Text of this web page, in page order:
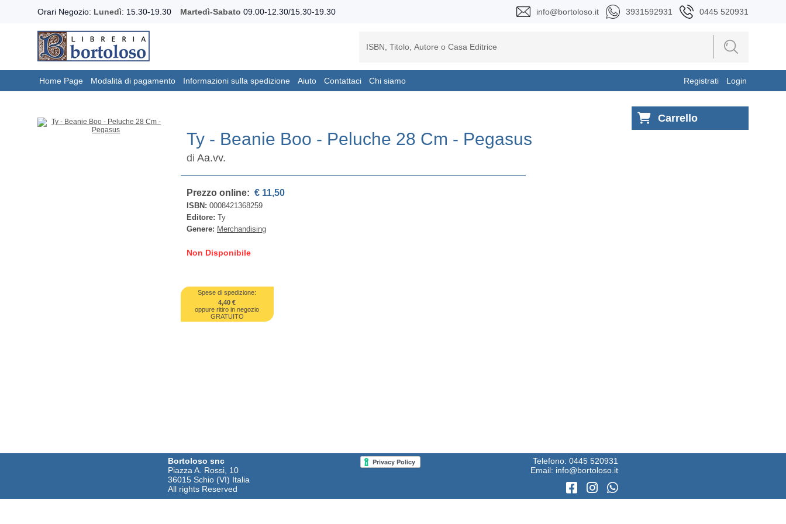
Orari Negozio: Lunedì: 15.30-19.30 Martedì-Sabato 09.00-12.30/15.30-19.30 info@bortoloso.it 3931592931 0445 520931
Home Page Modalità di pagamento Informazioni sulla spedizione Aiuto Contattaci Chi siamo Registrati Login
Ty - Beanie Boo - Peluche 28 Cm - Pegasus
di Aa.vv.
Prezzo online: € 11,50
ISBN: 0008421368259
Editore: Ty
Genere: Merchandising
Non Disponibile
Spese di spedizione:
4,40 €
oppure ritiro in negozio
GRATUITO
Carrello
Bortoloso snc
Piazza A. Rossi, 10
36015 Schio (VI) Italia
All rights Reserved
Telefono: 0445 520931
Email: info@bortoloso.it